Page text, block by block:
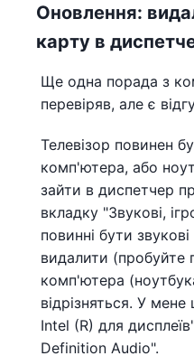
Оновлення:
карту в
Ще одна порада з
перевіряв, але є
Телевізор повинен
комп'ютера, або
зайти в диспетчер
вкладку "Звукові,
повинні бути
видалити (пробуйте
комп'ютера
відрізняться. У
Intel (R) для
Definition Audio".